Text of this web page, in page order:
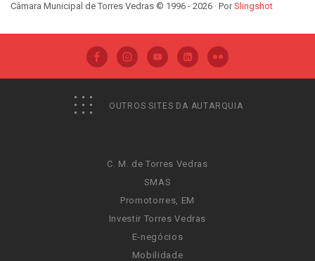
Câmara Municipal de Torres Vedras © 1996 - 2026 · PorSlingshot
OUTROS SITES DA AUTARQUIA
C. M. de Torres Vedras
SMAS
Promotorres, EM
Investir Torres Vedras
E-negócios
Mobilidade